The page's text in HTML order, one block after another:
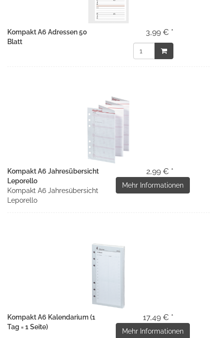
Kompakt A6 Adressen 50
Blatt
3,99 € *
Kompakt A6 Jahresübersicht
Leporello
Kompakt A6 Jahresübersicht
Leporello
2,99 € *
Mehr Informationen
Kompakt A6 Kalendarium (1
Tag = 1 Seite)
17,49 € *
Mehr Informationen